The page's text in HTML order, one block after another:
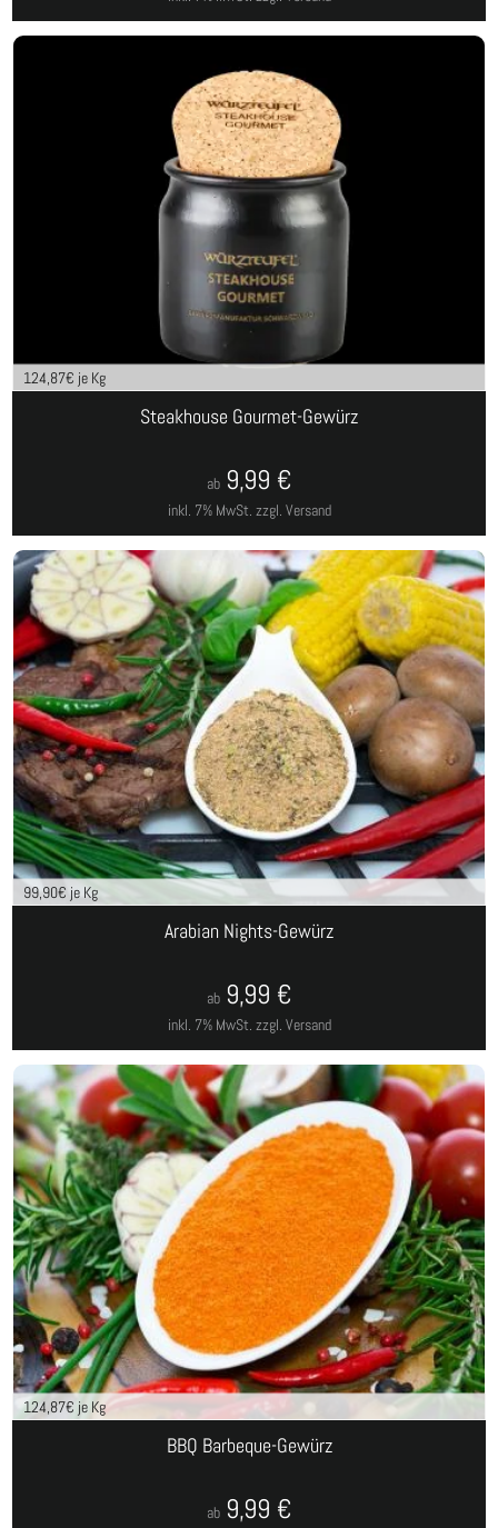
124,87€ je Kg
Steakhouse Gourmet-Gewürz
inkl. 7% MwSt. zzgl. Versand
ab 9,99 €
99,90€ je Kg
Arabian Nights-Gewürz
inkl. 7% MwSt. zzgl. Versand
ab 9,99 €
124,87€ je Kg
BBQ Barbeque-Gewürz
ab 9,99 €